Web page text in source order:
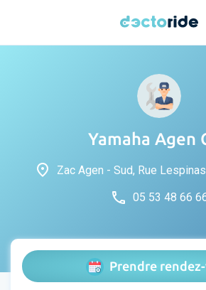
Yamaha Agen
place Zac Agen - Sud, Rue
phone 05 53 48 66
Prendre